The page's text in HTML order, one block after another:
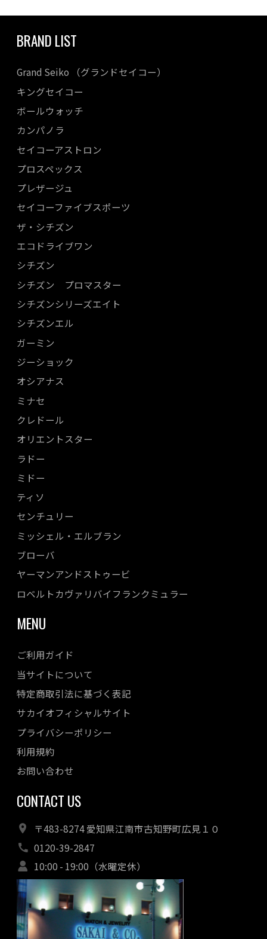
BRAND LIST
Grand Seiko （グランドセイコー）
キングセイコー
ボールウォッチ
カンパノラ
セイコーアストロン
プロスペックス
プレザージュ
セイコーファイブスポーツ
ザ・シチズン
エコドライブワン
シチズン
シチズン プロマスター
シチズンシリーズエイト
シチズンエル
ガーミン
ジーショック
オシアナス
ミナセ
クレドール
オリエントスター
ラドー
ミドー
ティソ
センチュリー
ミッシェル・エルブラン
ブローバ
ヤーマンアンドストゥービ
ロベルトカヴァリバイフランクミュラー
MENU
ご利用ガイド
当サイトについて
特定商取引法に基づく表記
サカイオフィシャルサイト
プライバシーポリシー
利用規約
お問い合わせ
CONTACT US
〒483-8274 愛知県江南市古知野町広見１０
0120-39-2847
10:00 - 19:00（水曜定休）